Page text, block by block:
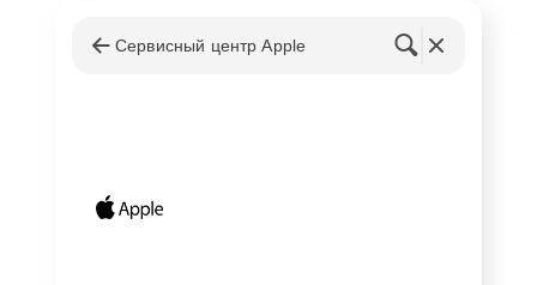
Сервисный центр Apple